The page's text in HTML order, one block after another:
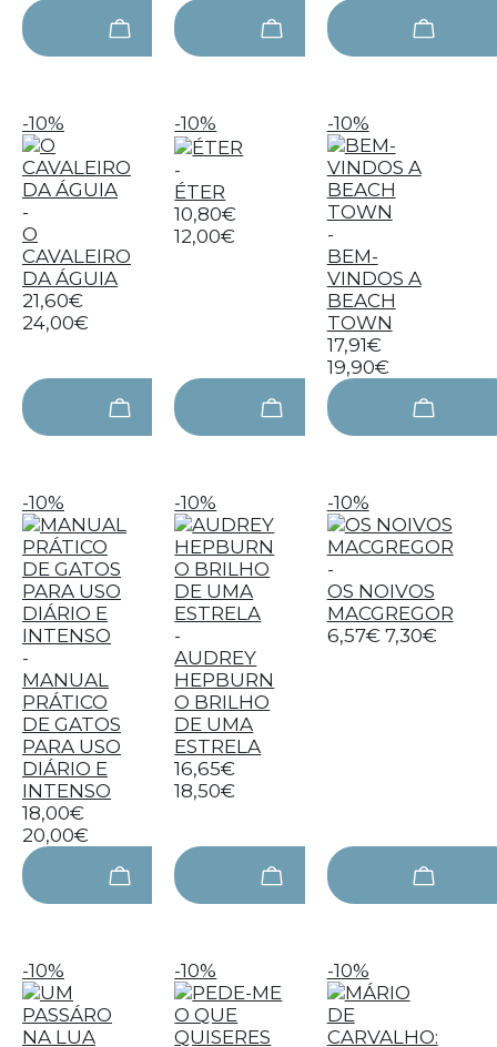
-10%
-
O
CAVALEIRO
DA ÁGUIA
21,60€
24,00€
-10%
-
ÉTER
10,80€
12,00€
-10%
-
BEM-
VINDOS A
BEACH
TOWN
17,91€
19,90€
-10%
-
MANUAL
PRÁTICO
DE GATOS
PARA USO
DIÁRIO E
INTENSO
18,00€
20,00€
-10%
-
AUDREY
HEPBURN
O BRILHO
DE UMA
ESTRELA
16,65€
18,50€
-10%
-
OS NOIVOS
MACGREGOR
6,57€ 7,30€
-10% -10% -10%